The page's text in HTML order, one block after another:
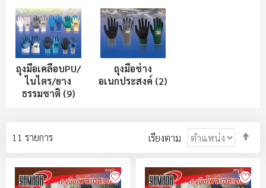
ถุงมือเคลือบPU/
ไนไตร/ยาง
ธรรมชาติ (9)
ถุงมือช่าง
อเนกประสงค์ (2)
11 รายการ เรียงตาม